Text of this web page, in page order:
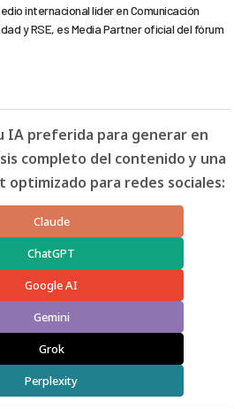
internacional líder en Comunicación
y RSE, es Media Partner oficial del fórum
IA preferida para generar en
completo del contenido y una
optimizado para redes sociales:
Claude
ChatGPT
Google AI
Gemini
Grok
Perplexity